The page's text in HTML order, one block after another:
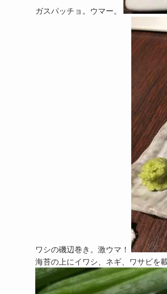
ガスパッチョ。ウマー。
ワシの磯辺巻き。激ウマ！
海苔の上にイワシ、ネギ、ワサビを